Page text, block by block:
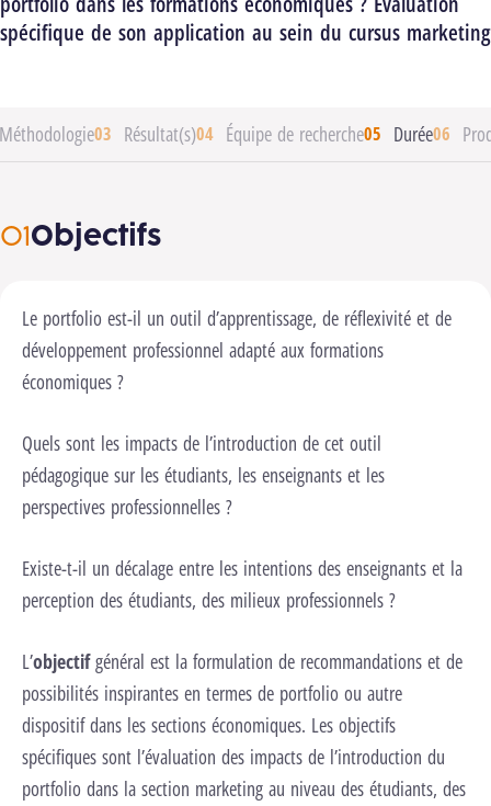
spécifique de son application au sein du cursus marketing
Méthodologie Résultat(s) Équipe de recherche Durée
Objectifs
Le portfolio est-il un outil d’apprentissage, de réflexivité et de
développement professionnel adapté aux formations
économiques ?
Quels sont les impacts de l’introduction de cet outil
pédagogique sur les étudiants, les enseignants et les
perspectives professionnelles ?
Existe-t-il un décalage entre les intentions des enseignants et la
perception des étudiants, des milieux professionnels ?
L’objectifgénéral est la formulation de recommandations et de
possibilités inspirantes en termes de portfolio ou autre
dispositif dans les sections économiques. Les objectifs
spécifiques sont l’évaluation des impacts de l’introduction du
portfolio dans la section marketing au niveau des étudiants, des